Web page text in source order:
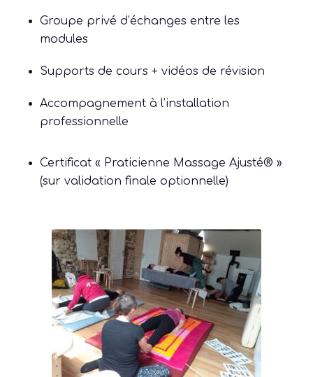
Groupe privé d’échanges entre les
modules
Supports de cours + vidéos de révision
Accompagnement à l’installation
professionnelle
Certificat « Praticienne Massage Ajusté® »
(sur validation finale optionnelle)